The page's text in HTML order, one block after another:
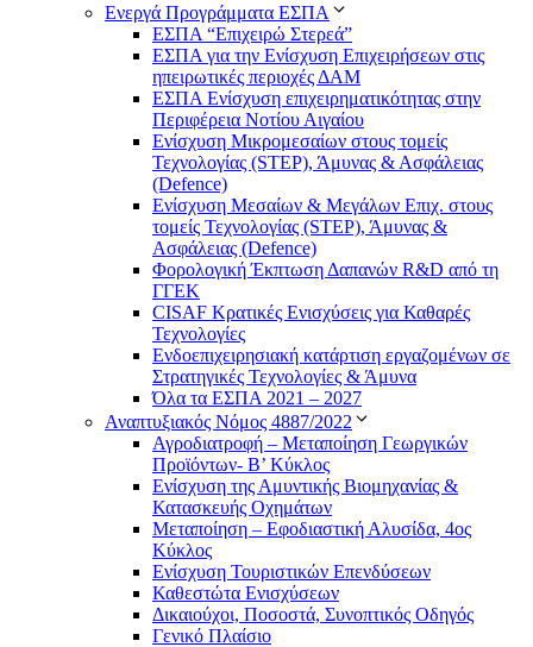
Ενεργά Προγράμματα ΕΣΠΑ
ΕΣΠΑ “Επιχειρώ Στερεά”
ΕΣΠΑ για την Ενίσχυση Επιχειρήσεων στις
ηπειρωτικές περιοχές ΔΑΜ
ΕΣΠΑ Ενίσχυση επιχειρηματικότητας στην
Περιφέρεια Νοτίου Αιγαίου
Ενίσχυση Μικρομεσαίων στους τομείς
Τεχνολογίας (STEP), Άμυνας & Ασφάλειας
(Defence)
Ενίσχυση Μεσαίων & Μεγάλων Επιχ. στους
τομείς Τεχνολογίας (STEP), Άμυνας &
Ασφάλειας (Defence)
Φορολογική Έκπτωση Δαπανών R&D από τη
ΓΓΕΚ
CISAF Κρατικές Ενισχύσεις για Καθαρές
Τεχνολογίες
Ενδοεπιχειρησιακή κατάρτιση εργαζομένων σε
Στρατηγικές Τεχνολογίες & Άμυνα
Όλα τα ΕΣΠΑ 2021 – 2027
Αναπτυξιακός Νόμος 4887/2022
Αγροδιατροφή – Μεταποίηση Γεωργικών
Προϊόντων- Β’ Κύκλος
Eνίσχυση της Αμυντικής Βιομηχανίας &
Κατασκευής Οχημάτων
Μεταποίηση – Εφοδιαστική Αλυσίδα, 4ος
Κύκλος
Ενίσχυση Τουριστικών Επενδύσεων
Καθεστώτα Ενισχύσεων
Δικαιούχοι, Ποσοστά, Συνοπτικός Οδηγός
Γενικό Πλαίσιο